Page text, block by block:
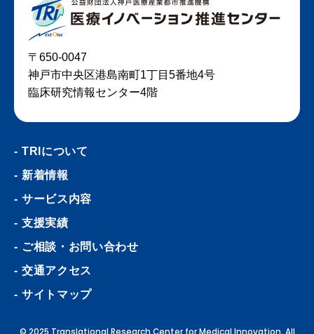
〒650-0047
神戸市中央区港島南町1丁目5番地4号
臨床研究情報センター4階
TRIについて
新着情報
サービス内容
支援実績
ご相談・お問い合わせ
交通アクセス
サイトマップ